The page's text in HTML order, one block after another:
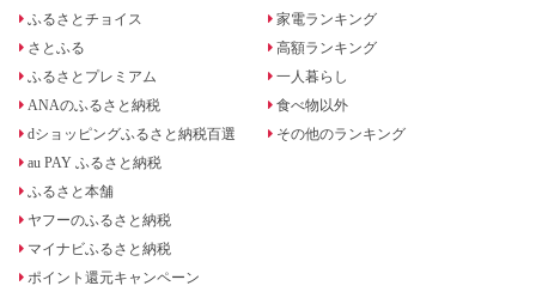
ふるさとチョイス
さとふる
ふるさとプレミアム
ANAのふるさと納税
dショッピングふるさと納税百選
au PAY ふるさと納税
ふるさと本舗
ヤフーのふるさと納税
マイナビふるさと納税
ポイント還元キャンペーン
家電ランキング
高額ランキング
一人暮らし
食べ物以外
その他のランキング